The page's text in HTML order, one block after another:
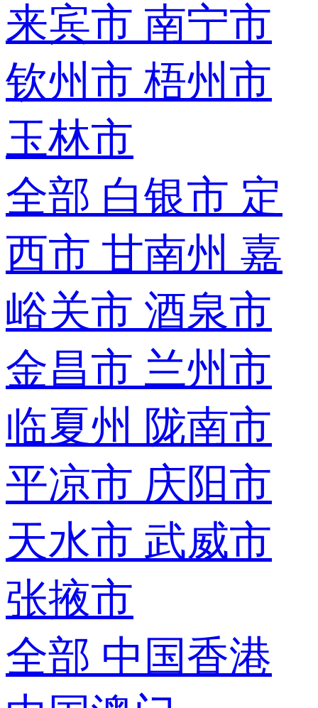
来宾市 南宁市
钦州市 梧州市
玉林市
全部 白银市 定
西市 甘南州 嘉
峪关市 酒泉市
金昌市 兰州市
临夏州 陇南市
平凉市 庆阳市
天水市 武威市
张掖市
全部 中国香港